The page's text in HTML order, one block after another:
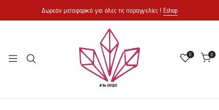
Δωρεάν μεταφορικά για όλες τις παραγγελίες ! Eshop
0 0